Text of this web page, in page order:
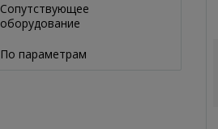
Сопутствующее
оборудование
По параметрам